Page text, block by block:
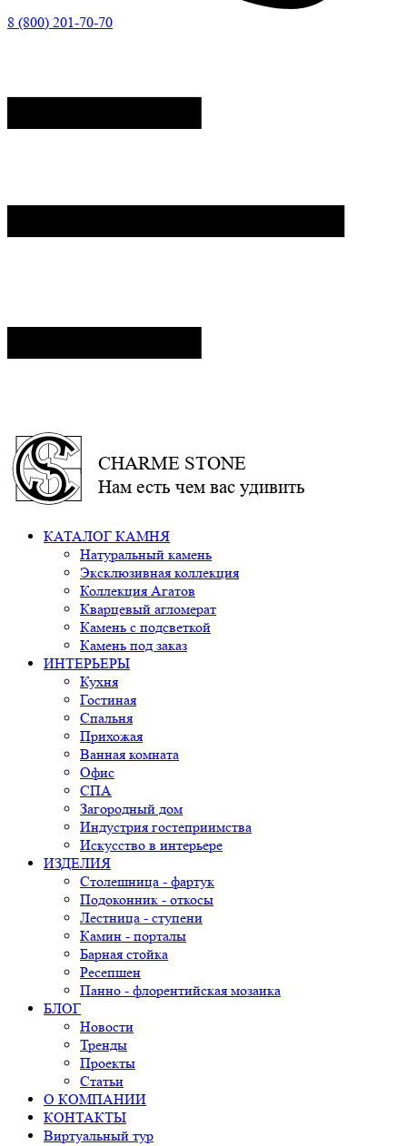
8 (800) 201-70-70
CHARME STONE
Нам есть чем вас удивить
КАТАЛОГ КАМНЯ
Натуральный камень
Эксклюзивная коллекция
Коллекция Агатов
Кварцевый агломерат
Камень с подсветкой
Камень под заказ
ИНТЕРЬЕРЫ
Кухня
Гостиная
Спальня
Прихожая
Ванная комната
Офис
СПА
Загородный дом
Индустрия гостеприимства
Искусство в интерьере
ИЗДЕЛИЯ
Столешница - фартук
Подоконник - откосы
Лестница - ступени
Камин - порталы
Барная стойка
Ресепшен
Панно - флорентийская мозаика
БЛОГ
Новости
Тренды
Проекты
Статьи
О КОМПАНИИ
КОНТАКТЫ
Виртуальный тур